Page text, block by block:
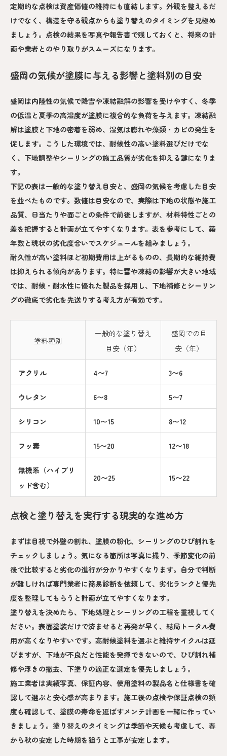
定期的な点検は資産価値の維持にも直結します。外観を整えるだ
けでなく、構造を守る観点からも塗り替えのタイミングを見極め
ましょう。点検の結果を写真や報告書で残しておくと、将来の計
画や業者とのやり取りがスムーズになります。
盛岡の気候が塗膜に与える影響と塗料別の目安
盛岡は内陸性の気候で降雪や凍結融解の影響を受けやすく、冬季
の低温と夏季の高湿度が塗膜に複合的な負荷を与えます。凍結融
解は塗膜と下地の密着を弱め、湿気は膨れや藻類・カビの発生を
促します。こうした環境では、耐候性の高い塗料選びだけでな
く、下地調整やシーリングの施工品質が劣化を抑える鍵になりま
す。
下記の表は一般的な塗り替え目安と、盛岡の気候を考慮した目安
を並べたものです。数値は目安なので、実際は下地の状態や施工
品質、日当たりや面ごとの条件で前後しますが、材料特性ごとの
差を把握すると計画が立てやすくなります。表を参考にして、築
年数と現状の劣化度合いでスケジュールを組みましょう。
耐久性が高い塗料ほど初期費用は上がるものの、長期的な維持費
は抑えられる傾向があります。特に雪や凍結の影響が大きい地域
では、耐候・耐水性に優れた製品を採用し、下地補修とシーリン
グの徹底で劣化を先送りする考え方が有効です。
塗料種別
一般的な塗り替え
目安（年）
盛岡での目
安（年）
アクリル 4〜7 3〜6
ウレタン 6〜8 5〜7
シリコン 10〜15 8〜12
フッ素 15〜20 12〜18
無機系（ハイブリ
ッド含む）
20〜25 15〜22
点検と塗り替えを実行する現実的な進め方
まずは目視で外壁の割れ、塗膜の粉化、シーリングのひび割れを
チェックしましょう。気になる箇所は写真に撮り、季節変化の前
後で比較すると劣化の進行が分かりやすくなります。自分で判断
が難しければ専門業者に簡易診断を依頼して、劣化ランクと優先
度を整理してもらうと計画が立てやすくなります。
塗り替えを決めたら、下地処理とシーリングの工程を重視してく
ださい。表面塗装だけで済ませると再発が早く、結局トータル費
用が高くなりやすいです。高耐候塗料を選ぶと維持サイクルは延
びますが、下地が不良だと性能を発揮できないので、ひび割れ補
修や浮きの撤去、下塗りの適正な選定を優先しましょう。
施工業者は実績写真、保証内容、使用塗料の製品名と仕様書を確
認して選ぶと安心感が高まります。施工後の点検や保証点検の頻
度も確認して、塗膜の寿命を延ばすメンテ計画を一緒に作ってい
きましょう。塗り替えのタイミングは季節や天候も考慮して、春
から秋の安定した時期を狙うと工事が安定します。